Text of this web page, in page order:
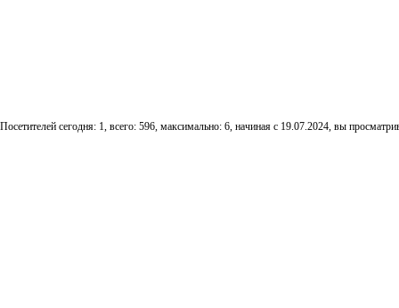
Посетителей сегодня: 1, всего: 596, максимально: 6, начиная с 19.07.2024, вы